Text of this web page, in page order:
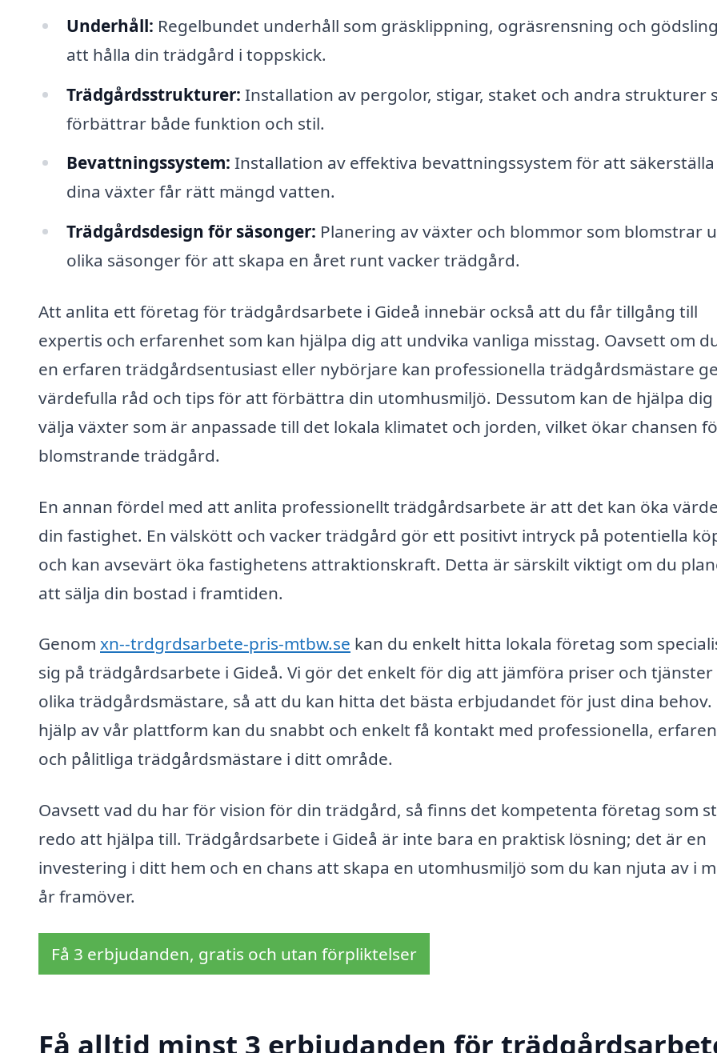
Underhåll: Regelbundet underhåll som gräsklippning, ogräsrensning och
att hålla din trädgård i toppskick.
Trädgårdsstrukturer: Installation av pergolor, stigar, staket och andra strukturer
förbättrar både funktion och stil.
Bevattningssystem: Installation av effektiva bevattningssystem för att
dina växter får rätt mängd vatten.
Trädgårdsdesign för säsonger: Planering av växter och blommor som blomstrar
olika säsonger för att skapa en året runt vacker trädgård.
Att anlita ett företag för trädgårdsarbete i Gideå innebär också att du får tillgång till
expertis och erfarenhet som kan hjälpa dig att undvika vanliga misstag. Oavsett om
en erfaren trädgårdsentusiast eller nybörjare kan professionella trädgårdsmästare ge
värdefulla råd och tips för att förbättra din utomhusmiljö. Dessutom kan de hjälpa
välja växter som är anpassade till det lokala klimatet och jorden, vilket ökar chansen
blomstrande trädgård.
En annan fördel med att anlita professionellt trädgårdsarbete är att det kan öka
din fastighet. En välskött och vacker trädgård gör ett positivt intryck på potentiella
och kan avsevärt öka fastighetens attraktionskraft. Detta är särskilt viktigt om du
att sälja din bostad i framtiden.
Genom xn--trdgrdsarbete-pris-mtbw.se kan du enkelt hitta lokala företag som
sig på trädgårdsarbete i Gideå. Vi gör det enkelt för dig att jämföra priser och
olika trädgårdsmästare, så att du kan hitta det bästa erbjudandet för just dina behov.
hjälp av vår plattform kan du snabbt och enkelt få kontakt med professionella,
och pålitliga trädgårdsmästare i ditt område.
Oavsett vad du har för vision för din trädgård, så finns det kompetenta företag som
redo att hjälpa till. Trädgårdsarbete i Gideå är inte bara en praktisk lösning; det är en
investering i ditt hem och en chans att skapa en utomhusmiljö som du kan njuta av i
år framöver.
Få 3 erbjudanden, gratis och utan förpliktelser
Få alltid minst 3 erbjudanden för